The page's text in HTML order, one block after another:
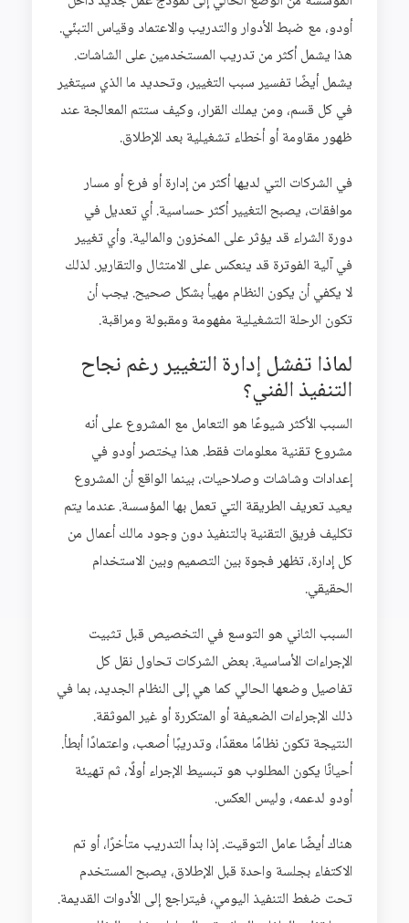
أودو، مع ضبط الأدوار والتدريب والاعتماد وقياس التبنّي.
هذا يشمل أكثر من تدريب المستخدمين على الشاشات.
يشمل أيضًا تفسير سبب التغيير، وتحديد ما الذي سيتغير
في كل قسم، ومن يملك القرار، وكيف ستتم المعالجة عند
ظهور مقاومة أو أخطاء تشغيلية بعد الإطلاق.
في الشركات التي لديها أكثر من إدارة أو فرع أو مسار
موافقات، يصبح التغيير أكثر حساسية. أي تعديل في
دورة الشراء قد يؤثر على المخزون والمالية. وأي تغيير
في آلية الفوترة قد ينعكس على الامتثال والتقارير. لذلك
لا يكفي أن يكون النظام مهيأ بشكل صحيح. يجب أن
تكون الرحلة التشغيلية مفهومة ومقبولة ومراقبة.
لماذا تفشل إدارة التغيير رغم نجاح
التنفيذ الفني؟
السبب الأكثر شيوعًا هو التعامل مع المشروع على أنه
مشروع تقنية معلومات فقط. هذا يختصر أودو في
إعدادات وشاشات وصلاحيات، بينما الواقع أن المشروع
يعيد تعريف الطريقة التي تعمل بها المؤسسة. عندما يتم
تكليف فريق التقنية بالتنفيذ دون وجود مالك أعمال من
كل إدارة، تظهر فجوة بين التصميم وبين الاستخدام
الحقيقي.
السبب الثاني هو التوسع في التخصيص قبل تثبيت
الإجراءات الأساسية. بعض الشركات تحاول نقل كل
تفاصيل وضعها الحالي كما هي إلى النظام الجديد، بما في
ذلك الإجراءات الضعيفة أو المتكررة أو غير الموثقة.
النتيجة تكون نظامًا معقدًا، وتدريبًا أصعب، واعتمادًا أبطأ.
أحيانًا يكون المطلوب هو تبسيط الإجراء أولًا، ثم تهيئة
أودو لدعمه، وليس العكس.
هناك أيضًا عامل التوقيت. إذا بدأ التدريب متأخرًا، أو تم
الاكتفاء بجلسة واحدة قبل الإطلاق، يصبح المستخدم
تحت ضغط التنفيذ اليومي، فيتراجع إلى الأدوات القديمة.